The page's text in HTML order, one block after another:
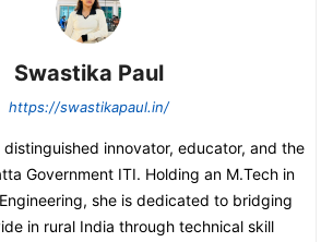
Swastika Paul
https://swastikapaul.in/
distinguished innovator, educator, and the
Government ITI. Holding an M.Tech in
she is dedicated to bridging
in rural India through technical skill